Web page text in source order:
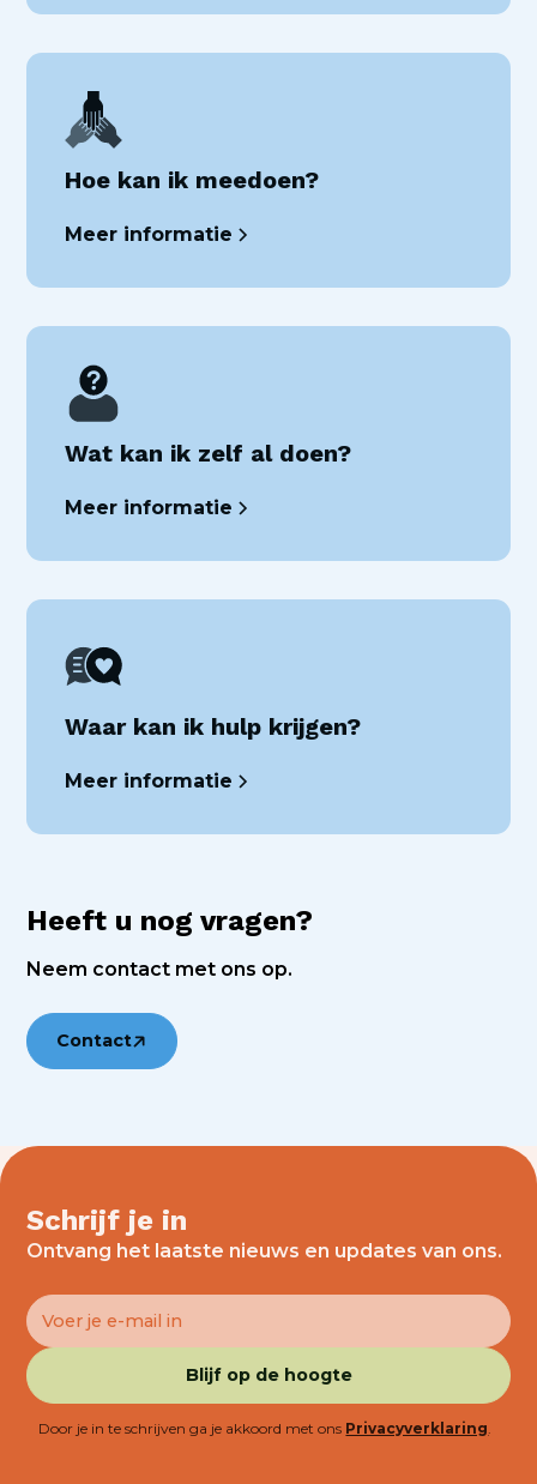
Hoe kan ik meedoen?
Meer informatie
Wat kan ik zelf al doen?
Meer informatie
Waar kan ik hulp krijgen?
Meer informatie
Heeft u nog vragen?
Neem contact met ons op.
Contact
Schrijf je in
Ontvang het laatste nieuws en updates van ons.
Door je in te schrijven ga je akkoord met ons Privacyverklaring.